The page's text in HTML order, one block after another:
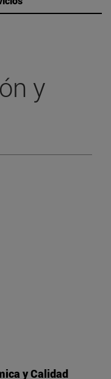
y
y Calidad